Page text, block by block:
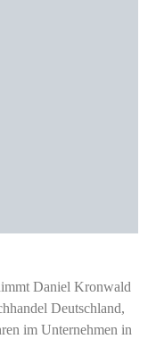
Daniel Kronwald
Deutschland,
im Unternehmen in